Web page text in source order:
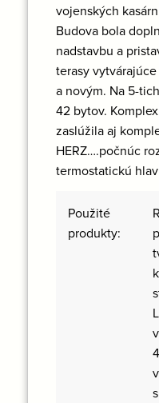
vojenských
Budova bola
nadstavbu a
terasy
a novým. Na 5-
42 bytov.
zaslúžila aj
HERZ….počnúc
termostatickú
Použité
produkty: